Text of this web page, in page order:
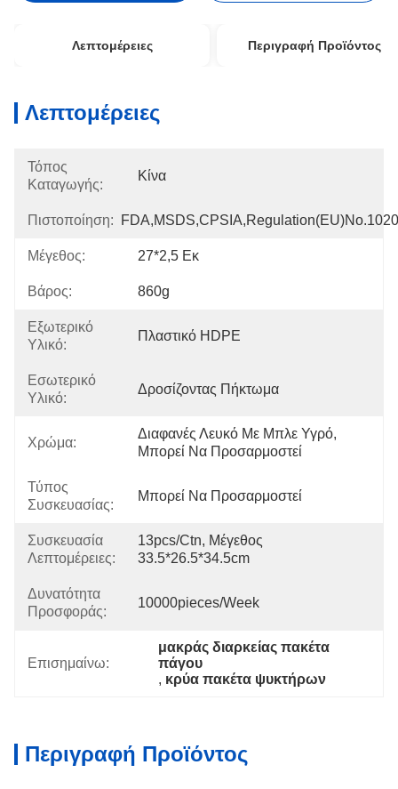
Λεπτομέρειες Περιγραφή Προϊόντος
Λεπτομέρειες
Τόπος
Καταγωγής:
Κίνα
Πιστοποίηση:
Μέγεθος: 27*2,5 Εκ
Βάρος: 860g
Εξωτερικό
Υλικό:
Πλαστικό HDPE
Εσωτερικό
Υλικό:
Δροσίζοντας Πήκτωμα
Χρώμα:
Διαφανές Λευκό Με Μπλε Υγρό,
Μπορεί Να Προσαρμοστεί
Τύπος
Συσκευασίας:
Μπορεί Να Προσαρμοστεί
Συσκευασία
Λεπτομέρειες:
13pcs/ctn, Μέγεθος
33.5*26.5*34.5cm
Δυνατότητα
Προσφοράς:
10000pieces/week
Επισημαίνω:
μακράς διαρκείας πακέτα
πάγου
, κρύα πακέτα ψυκτήρων
Περιγραφή Προϊόντος